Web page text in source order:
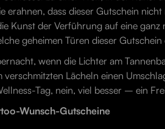
erahnen, dass dieser Gutschein
Kunst der Verführung auf eine ganz
geheimen Türen dieser
wenn die Lichter am
Lächeln einen
Tag, nein, viel besser – ein
Wunsch-Gutscheine